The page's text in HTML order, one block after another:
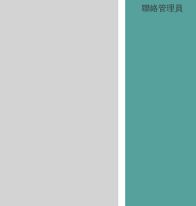
聯絡管理員